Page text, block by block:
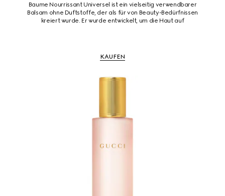
Baume Nourrissant Universel ist ein vielseitig verwendbarer
Balsam ohne Duftstoffe, der als für von Beauty-Bedürfnissen
kreiert wurde. Er wurde entwickelt, um die Haut auf
KAUFEN